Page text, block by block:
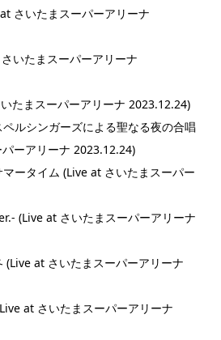
さいたまスーパーアリーナ
いたまスーパーアリーナ
たまスーパーアリーナ 2023.12.24)
ルシンガーズによる聖なる夜の合唱
ーアリーナ 2023.12.24)
ータイム (Live at さいたまスーパー
(Live at さいたまスーパーアリーナ
(Live at さいたまスーパーアリーナ
at さいたまスーパーアリーナ